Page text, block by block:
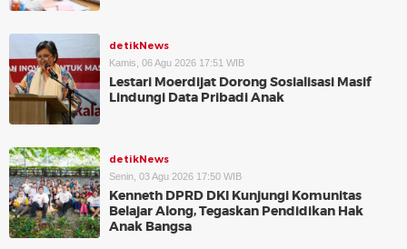
detikNews
Kamis, 06 Agu 2026 17:51 WIB
Lestari Moerdijat Dorong Sosialisasi Masif
Lindungi Data Pribadi Anak
detikNews
Senin, 03 Agu 2026 17:50 WIB
Kenneth DPRD DKI Kunjungi Komunitas
Belajar Along, Tegaskan Pendidikan Hak
Anak Bangsa